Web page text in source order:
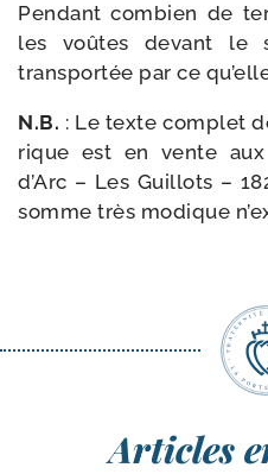
Pendant com­bien de
les voûtes devant le
trans­por­tée par ce
N.B. : Le texte com­plet
rique est en vente aux
d’Arc – Les Guillots –
somme très modique
Articles